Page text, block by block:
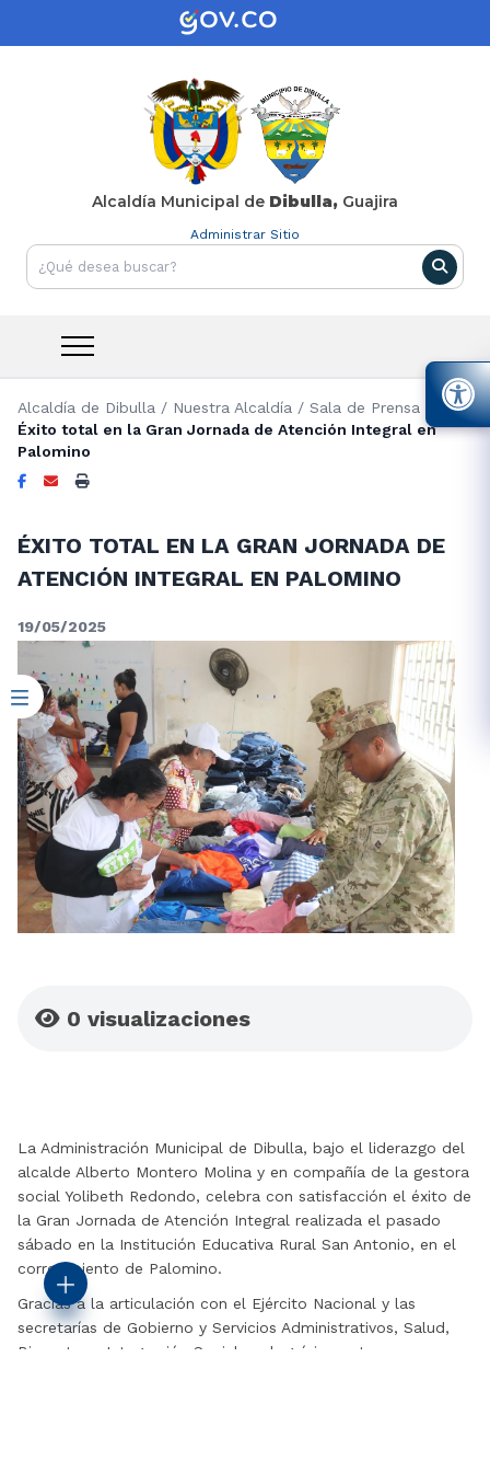
Alcaldía Municipal de Dibulla, Guajira
Administrar Sitio
Alcaldía de Dibulla / Nuestra Alcaldía / Sala de Prensa
Éxito total en la Gran Jornada de Atención Integral en
Palomino
ÉXITO TOTAL EN LA GRAN JORNADA DE
ATENCIÓN INTEGRAL EN PALOMINO
19/05/2025
0 visualizaciones
La Administración Municipal de Dibulla, bajo el liderazgo del
alcalde Alberto Montero Molina y en compañía de la gestora
social Yolibeth Redondo, celebra con satisfacción el éxito de
la Gran Jornada de Atención Integral realizada el pasado
sábado en la Institución Educativa Rural San Antonio, en el
corregimiento de Palomino.
Gracias a la articulación con el Ejército Nacional y las
secretarías de Gobierno y Servicios Administrativos, Salud,
Bienestar e Integración Social, se logró impactar